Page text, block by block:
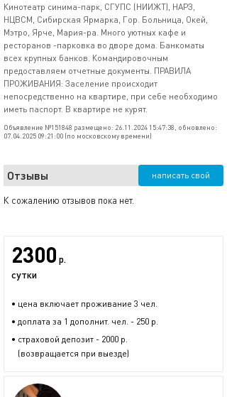
Кинотеатр синима-парк, СГУПС (НИИЖТ), НАРЗ,
НЦВСМ, Сибирская Ярмарка, Гор. Больница, Окей,
Мэтро, Ярче, Мария-ра. Много уютных кафе и
ресторанов -парковка во дворе дома. Банкоматы
всех крупных банков. Командировочным
предоставляем отчетные документы. ПРАВИЛА
ПРОЖИВАНИЯ: Заселение происходит
непосредственно на квартире, при себе необходимо
иметь паспорт. В квартире не курят.
Объявление №151848 размещено: 26.11.2024 15:47:38, обновлено:
07.04.2025 09:21:00 (по московскому времени)
Отзывы написать свой
К сожалению отзывов пока нет.
2300 р.
сутки
• цена включает проживание 3 чел.
• доплата за 1 дополнит. чел. - 250 р.
• страховой депозит - 2000 р.
(возвращается при выезде)